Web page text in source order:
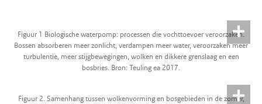
Figuur 1 Biologische waterpomp: processen die vochttoevoer veroorzaken.
Bossen absorberen meer zonlicht, verdampen meer water, veroorzaken meer
turbulentie, meer stijgbewegingen, wolken en dikkere grenslaag en een
bosbries. Bron: Teuling ea 2017.
Figuur 2. Samenhang tussen wolkenvorming en bosgebieden in de zomer,